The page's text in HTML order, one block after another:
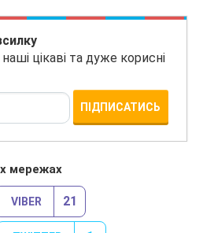
цікаві та дуже корисні
ПІДПИСАТИСЬ
мережах
VIBER 21